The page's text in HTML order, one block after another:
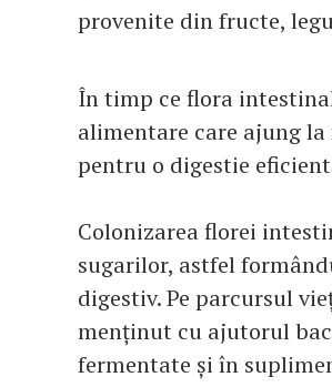
provenite din fructe,
În timp ce flora
alimentare care ajung
pentru o digestie
Colonizarea florei
sugarilor, astfel
digestiv. Pe parcursul
menținut cu ajutorul
fermentate și în